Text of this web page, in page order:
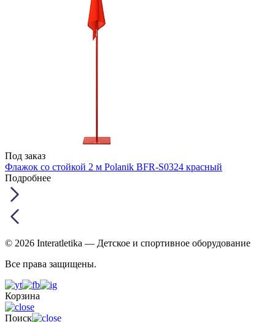
Под заказ
Флажок со стойкой 2 м Polanik BFR-S0324 красный
Подробнее
© 2026 Interatletika — Детское и спортивное оборудование
Все права защищены.
Корзина
Поиск